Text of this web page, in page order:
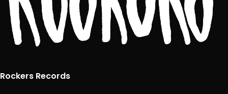
Rockers Records